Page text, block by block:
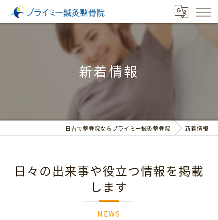
新着情報
日吉で整骨院ならプライミー鍼灸整骨院 新着情報
日々の出来事や役立つ情報を掲載
します
NEWS